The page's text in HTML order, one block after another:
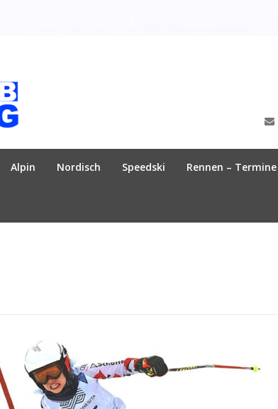
Alpin Nordisch Speedski Rennen – Termine